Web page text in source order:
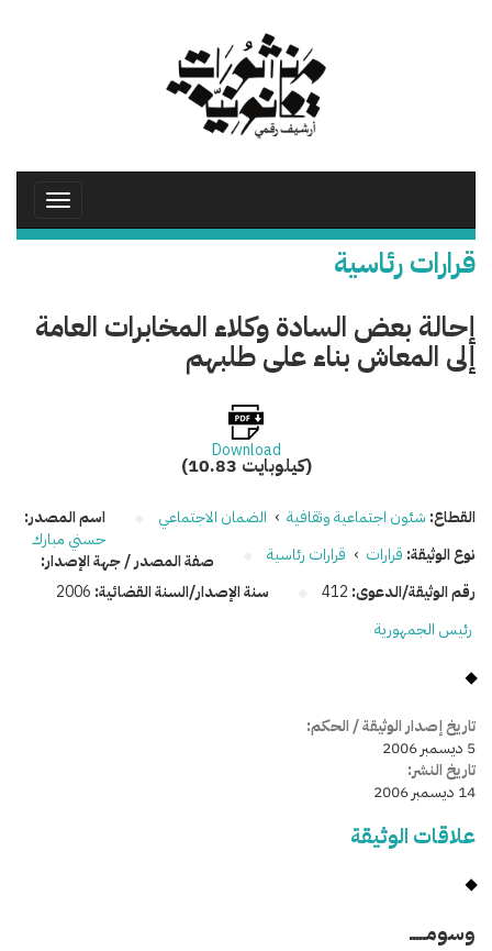
Toggle
قرارات رئاسية
إحالة بعض السادة وكلاء المخابرات العامة
إلى المعاش بناء على طلبهم
Download
(10.83 كيلوبايت)
القطاع: شئون اجتماعية وثقافية › الضمان الاجتماعي
نوع الوثيقة: قرارات › قرارات رئاسية
رقم الوثيقة/الدعوى: 412 سنة الإصدار/السنة القضائية: 2006
اسم المصدر:
حسني مبارك
صفة المصدر / جهة الإصدار:
رئيس الجمهورية
تاريخ إصدار الوثيقة / الحكم:
5 ديسمبر 2006
تاريخ النشر:
14 ديسمبر 2006
علاقات الوثيقة
وسومـــــ